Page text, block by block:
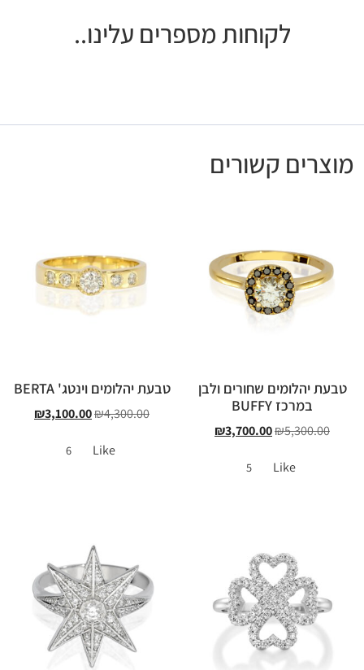
לקוחות מספרים עלינו..
מוצרים קשורים
טבעת יהלומים שחורים ולבן
במרכז BUFFY
₪5,300.00
₪3,700.00
Like
5
טבעת יהלומים וינטג' BERTA
₪4,300.00
₪3,100.00
Like
6